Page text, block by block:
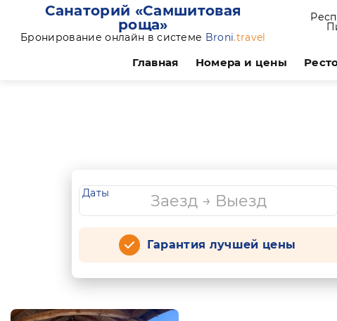
Санаторий «Самшитовая
роща»
Бронирование онлайн в системе Broni.travel
Главная Номера и цены
Даты
Гарантия лучшей цены